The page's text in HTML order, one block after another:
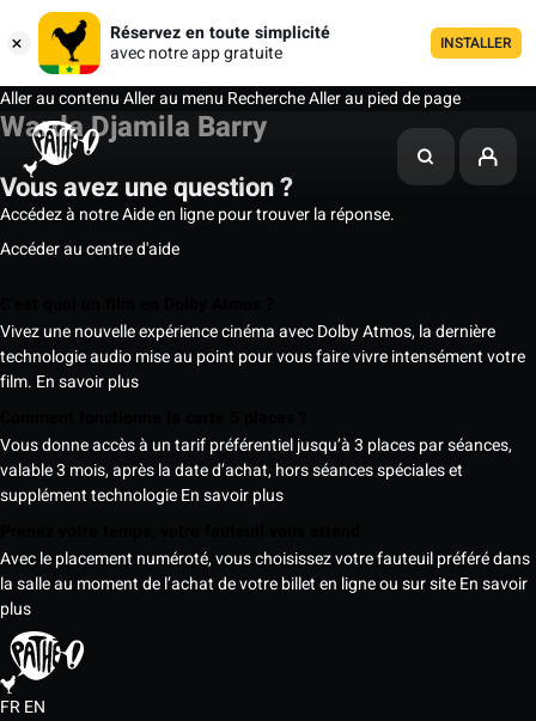
Réservez en toute simplicité
avec notre app gratuite
INSTALLER
Aller au contenuAller au menu RechercheAller au pied de page
Warda Djamila Barry
Vous avez une question ?
Accédez à notre Aide en ligne pour trouver la réponse.
Accéder au centre d'aide
Vivez une nouvelle expérience cinéma avec Dolby Atmos, la dernière
technologie audio mise au point pour vous faire vivre intensément votre
film. En savoir plus
Vous donne accès à un tarif préférentiel jusqu’à 3 places par séances,
valable 3 mois, après la date d’achat, hors séances spéciales et
supplément technologieEn savoir plus
Avec le placement numéroté, vous choisissez votre fauteuil préféré dans
la salle au moment de l’achat de votre billet en ligne ou sur siteEn savoir
plus
FREN